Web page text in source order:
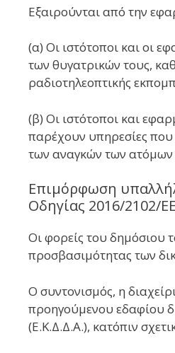
Εξαιρούνται από την
(α) Οι ιστότοποι και οι
των θυγατρικών τους,
ραδιοτηλεοπτικής
(β) Οι ιστότοποι και
παρέχουν υπηρεσίες που
των αναγκών των ατόμων
Επιμόρφωση
Οδηγίας 2016/2102/
Οι φορείς του δημόσιου
προσβασιμότητας των
Ο συντονισμός, η
προηγούμενου εδαφίου
(Ε.Κ.Δ.Δ.Α.), κατόπιν